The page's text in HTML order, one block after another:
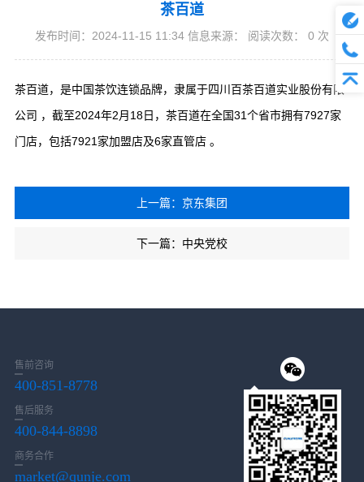
茶百道
发布时间：2024-11-15 11:34 信息来源： 阅读次数： 0 次
茶百道，是中国茶饮连锁品牌，隶属于四川百茶百道实业股份有限
公司 ，截至2024年2月18日，茶百道在全国31个省市拥有7927家
门店，包括7921家加盟店及6家直管店 。
上一篇：京东集团
下一篇：中央党校
售前咨询
400-851-8778
售后服务
400-844-8898
商务合作
market@qunje.com